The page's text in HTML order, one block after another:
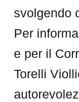
svolgendo
Per
e per il
Torelli